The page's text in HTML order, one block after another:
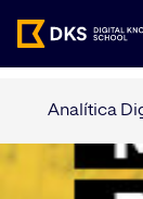
Analítica